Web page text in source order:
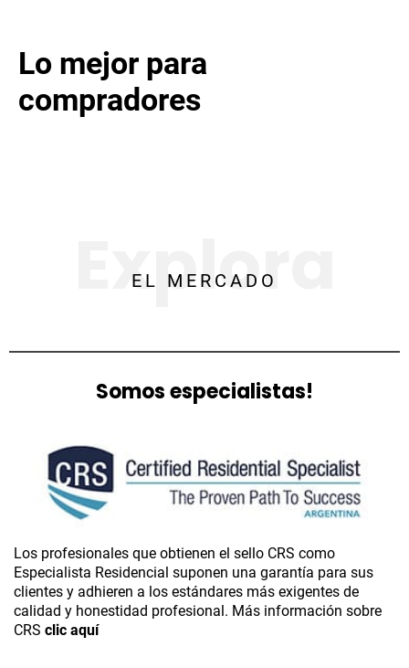
Lo mejor para
compradores
Explora
EL MERCADO
Somos especialistas!
Los profesionales que obtienen el sello CRS como
Especialista Residencial suponen una garantía para sus
clientes y adhieren a los estándares más exigentes de
calidad y honestidad profesional. Más información sobre
CRS clic aquí